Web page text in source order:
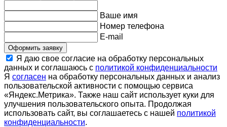
Ваше имя
Номер телефона
E-mail
Оформить заявку
Я даю свое согласие на обработку персональных
данных и соглашаюсь с политикой конфиденциальности
Я согласен на обработку персональных данных и анализ
пользовательской активности с помощью сервиса
«Яндекс.Метрика». Также наш сайт использует куки для
улучшения пользовательского опыта. Продолжая
использовать сайт, вы соглашаетесь с нашей политикой
конфиденциальности.